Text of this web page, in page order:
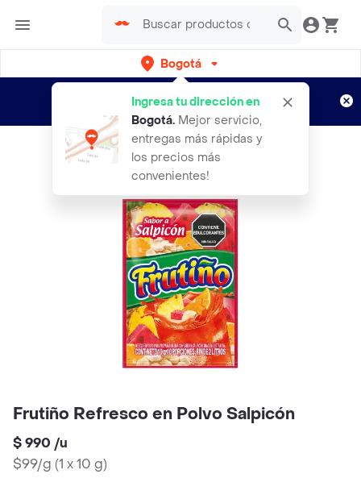
Bogotá
Ingresa tu dirección en
Bogotá. Mejor servicio,
entregas más rápidas y
los precios más
convenientes!
envíos gratis por semanas
Aplican TyC
Frutiño Refresco en Polvo Salpicón
$ 990 /u
$99/g (1 x 10 g)